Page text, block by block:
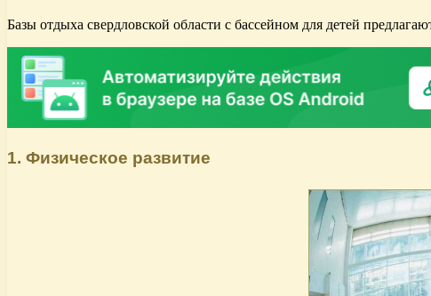
Базы отдыха свердловской области с бассейном для детей
1. Физическое развитие